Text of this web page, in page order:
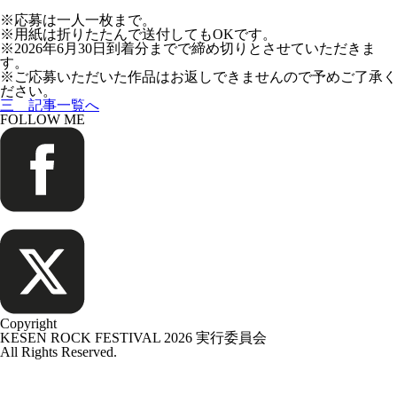
※応募は一人一枚まで。
※用紙は折りたたんで送付してもOKです。
※2026年6月30日到着分までで締め切りとさせていただきま
す。
※ご応募いただいた作品はお返しできませんので予めご了承く
ださい。
三 記事一覧へ
FOLLOW ME
Copyright
KESEN ROCK FESTIVAL 2026 実行委員会
All Rights Reserved.